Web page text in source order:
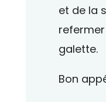
et de la
galette.
Bon